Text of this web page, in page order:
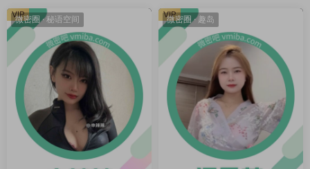
微密圈·秘语空间
VIP 微密圈·趣岛
VIP